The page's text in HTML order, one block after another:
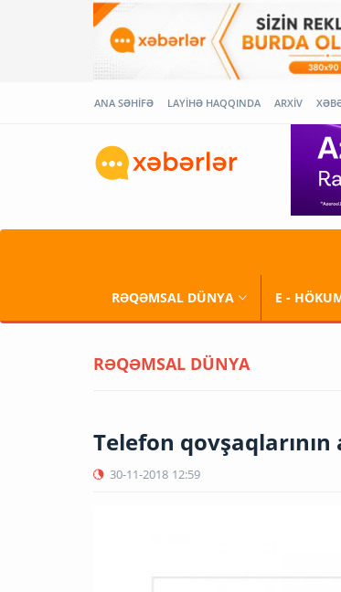
ANA SƏHİFƏ LAYİHƏ HAQQINDA ARXİV
RƏQƏMSAL DÜNYA E -
RƏQƏMSAL DÜNYA
Telefon
30-11-2018 12:59